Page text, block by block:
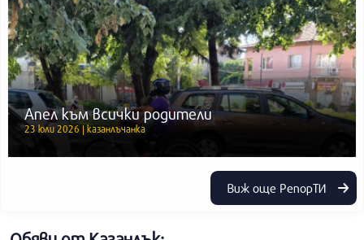
Апел към всички родители
23 юли 2026 | казанлъчанка
Виж още РепорТИ